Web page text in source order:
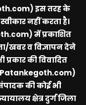
इस तरह के
नहीं करता है।
में प्रकाशित
खबर व विज्ञापन देने
प्रकार की विवादित
की कोई भी
क्षेत्र दुर्ग जिला